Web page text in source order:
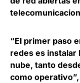
“El primer paso
redes es instalar
nube, tanto
como